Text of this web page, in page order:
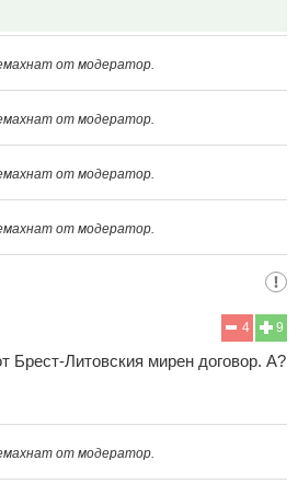
от модератор.
от модератор.
от модератор.
от модератор.
9
4
Брест-Литовския мирен договор. А?
от модератор.